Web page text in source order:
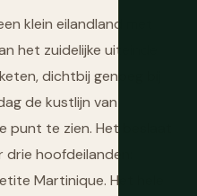
klein eilandland met
het zuidelijke uiteinde
dichtbij genoeg bij
de kustlijn van
punt te zien. Het beslaat
hoofdeilanden:
Martinique. Het hele